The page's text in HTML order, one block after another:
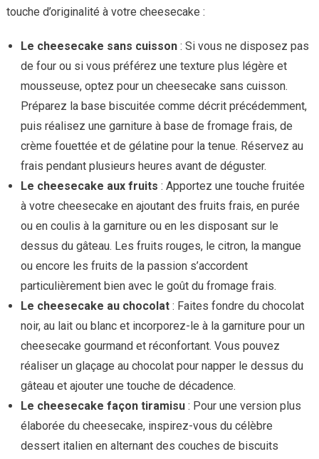
touche d’originalité à votre cheesecake :
Le cheesecake sans cuisson: Si vous ne disposez pas
de four ou si vous préférez une texture plus légère et
mousseuse, optez pour un cheesecake sans cuisson.
Préparez la base biscuitée comme décrit précédemment,
puis réalisez une garniture à base de fromage frais, de
crème fouettée et de gélatine pour la tenue. Réservez au
frais pendant plusieurs heures avant de déguster.
Le cheesecake aux fruits : Apportez une touche fruitée
à votre cheesecake en ajoutant des fruits frais, en purée
ou en coulis à la garniture ou en les disposant sur le
dessus du gâteau. Les fruits rouges, le citron, la mangue
ou encore les fruits de la passion s’accordent
particulièrement bien avec le goût du fromage frais.
Le cheesecake au chocolat: Faites fondre du chocolat
noir, au lait ou blanc et incorporez-le à la garniture pour un
cheesecake gourmand et réconfortant. Vous pouvez
réaliser un glaçage au chocolat pour napper le dessus du
gâteau et ajouter une touche de décadence.
Le cheesecake façon tiramisu: Pour une version plus
élaborée du cheesecake, inspirez-vous du célèbre
dessert italien en alternant des couches de biscuits